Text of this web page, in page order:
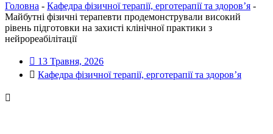
Головна - Кафедра фізичної терапії, ерготерапії та здоров’я -
Майбутні фізичні терапевти продемонстрували високий
рівень підготовки на захисті клінічної практики з
нейрореабілітації
13 Травня, 2026
Кафедра фізичної терапії, ерготерапії та здоров’я